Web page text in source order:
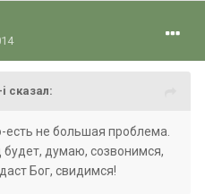
сказал:
не большая проблема.
думаю, созвонимся,
Бог, свидимся!